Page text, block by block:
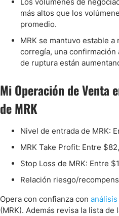
más altos que los
promedio.
MRK se mantuvo estable
corregía, una
de ruptura están
Mi Operación de Venta
de MRK
Nivel de entrada de MRK:
MRK Take Profit: Entre
Stop Loss de MRK: Entre
Relación riesgo/
Opera con confianza con
(MRK). Además revisa la lista de